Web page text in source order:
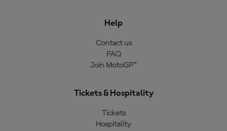
Help
Contact us
FAQ
Join MotoGP™
Tickets & Hospitality
Tickets
Hospitality